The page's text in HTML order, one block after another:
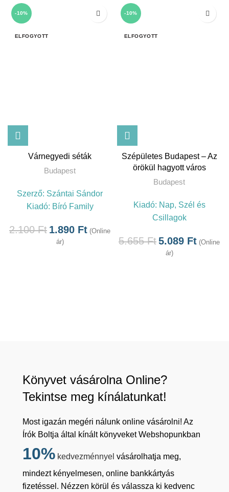
-10%
ELFOGYOTT
Várnegyedi séták
Budapest
Szerző: Szántai Sándor
Kiadó: Bíró Family
2.100Ft 1.890 Ft (Online
ár)
-10%
ELFOGYOTT
Szépületes Budapest – Az
örökül hagyott város
Budapest
Kiadó: Nap, Szél és
Csillagok
5.655Ft5.089 Ft (Online
ár)
Könyvet vásárolna Online?
Tekintse meg kínálatunkat!
Most igazán megéri nálunk online vásárolni! Az
Írók Boltja által kínált könyveket Webshopunkban
10% kedvezménnyel vásárolhatja meg,
mindezt kényelmesen, online bankkártyás
fizetéssel. Nézzen körül és válassza ki kedvenc